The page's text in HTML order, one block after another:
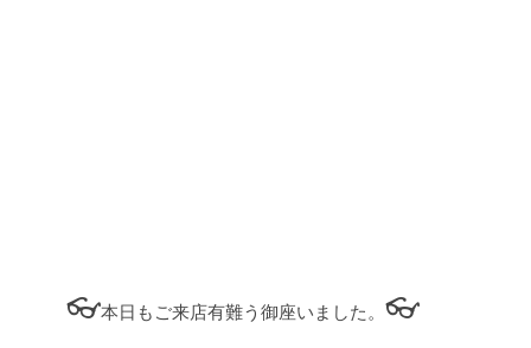
👓本日もご来店有難う御座いました。 👓